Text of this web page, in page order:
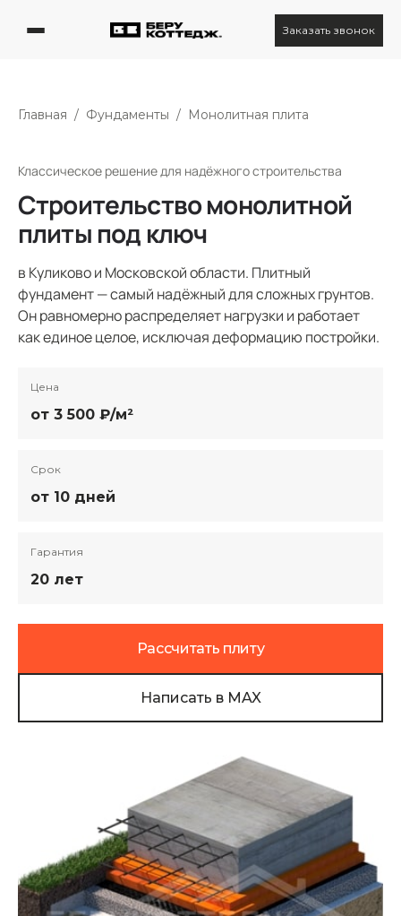
Заказать звонок
Главная / Фундаменты / Монолитная плита
Классическое решение для надёжного строительства
Строительство монолитной
плиты под ключ
в Куликово и Московской области. Плитный
фундамент — самый надёжный для сложных грунтов.
Он равномерно распределяет нагрузки и работает
как единое целое, исключая деформацию постройки.
Цена
от 3 500 ₽/м²
Срок
от 10 дней
Гарантия
20 лет
Рассчитать плиту
Написать в MAX